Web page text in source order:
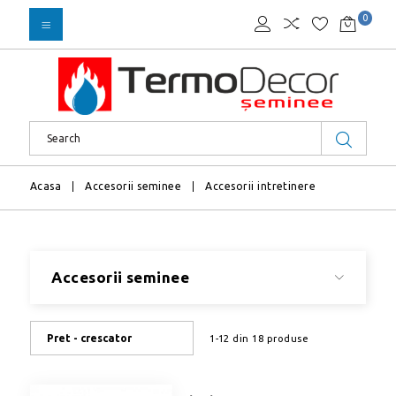
0
Acasa Accesorii seminee Accesorii intretinere
Pret - crescator 1-12 din 18 produse
Accesorii seminee